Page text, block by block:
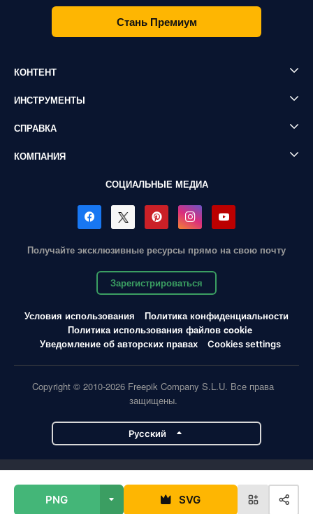
PNG SVG
Стань Премиум
КОНТЕНТ
ИНСТРУМЕНТЫ
СПРАВКА
КОМПАНИЯ
СОЦИАЛЬНЫЕ МЕДИА
Получайте эксклюзивные ресурсы прямо на свою почту
Зарегистрироваться
Условия использования
Политика конфиденциальности
Политика использования файлов cookie
Уведомление об авторских правах
Cookies settings
Copyright © 2010-2026 Freepik Company S.L.U. Все права
защищены.
Pусский
Flaticon Slidesgo